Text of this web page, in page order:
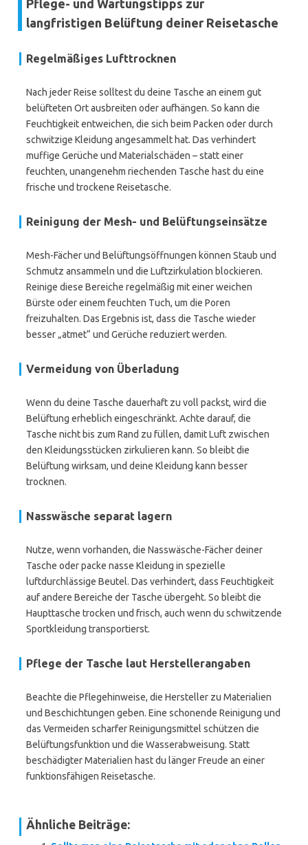
Pflege- und Wartungstipps zur
langfristigen Belüftung deiner Reisetasche
Regelmäßiges Lufttrocknen
Nach jeder Reise solltest du deine Tasche an einem gut
belüfteten Ort ausbreiten oder aufhängen. So kann die
Feuchtigkeit entweichen, die sich beim Packen oder durch
schwitzige Kleidung angesammelt hat. Das verhindert
muffige Gerüche und Materialschäden – statt einer
feuchten, unangenehm riechenden Tasche hast du eine
frische und trockene Reisetasche.
Reinigung der Mesh- und Belüftungseinsätze
Mesh-Fächer und Belüftungsöffnungen können Staub und
Schmutz ansammeln und die Luftzirkulation blockieren.
Reinige diese Bereiche regelmäßig mit einer weichen
Bürste oder einem feuchten Tuch, um die Poren
freizuhalten. Das Ergebnis ist, dass die Tasche wieder
besser „atmet“ und Gerüche reduziert werden.
Vermeidung von Überladung
Wenn du deine Tasche dauerhaft zu voll packst, wird die
Belüftung erheblich eingeschränkt. Achte darauf, die
Tasche nicht bis zum Rand zu füllen, damit Luft zwischen
den Kleidungsstücken zirkulieren kann. So bleibt die
Belüftung wirksam, und deine Kleidung kann besser
trocknen.
Nasswäsche separat lagern
Nutze, wenn vorhanden, die Nasswäsche-Fächer deiner
Tasche oder packe nasse Kleidung in spezielle
luftdurchlässige Beutel. Das verhindert, dass Feuchtigkeit
auf andere Bereiche der Tasche übergeht. So bleibt die
Haupttasche trocken und frisch, auch wenn du schwitzende
Sportkleidung transportierst.
Pflege der Tasche laut Herstellerangaben
Beachte die Pflegehinweise, die Hersteller zu Materialien
und Beschichtungen geben. Eine schonende Reinigung und
das Vermeiden scharfer Reinigungsmittel schützen die
Belüftungsfunktion und die Wasserabweisung. Statt
beschädigter Materialien hast du länger Freude an einer
funktionsfähigen Reisetasche.
Ähnliche Beiträge: